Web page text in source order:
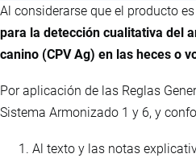
Al considerarse que el producto
para la detección cualitativa del
canino (CPV Ag) en las heces o
Por aplicación de las Reglas
Sistema Armonizado 1 y 6, y
Al texto y las notas